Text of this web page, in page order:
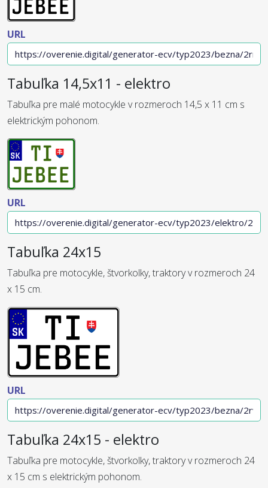
URL
Tabuľka 14,5x11 - elektro
Tabuľka pre malé motocykle v rozmeroch 14,5 x 11 cm s
elektrickým pohonom.
URL
Tabuľka 24x15
Tabuľka pre motocykle, štvorkolky, traktory v rozmeroch 24
x 15 cm.
URL
Tabuľka 24x15 - elektro
Tabuľka pre motocykle, štvorkolky, traktory v rozmeroch 24
x 15 cm s elektrickým pohonom.